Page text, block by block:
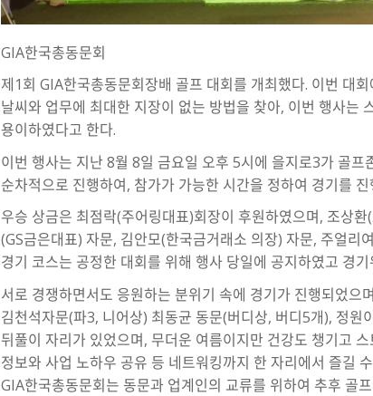
GIA한국총동문회
제1회 GIA한국총동문회장배 골프 대회를 개최했다. 이번 대
날씨와 업무에 최대한 지장이 없는 방법을 찾아, 이번 행사는
용이하였다고 한다.
이번 행사는 지난 8월 8일 금요일 오후 5시에 을지로3가 골
순차적으로 진행하여, 참가가 가능한 시간을 정하여 경기를 진
우승 상금은 최점락(주어링대표)회장이 후원하였으며, 조상
(GS금은대표) 자문, 김안모(한국금거래소 의장) 자문, 주얼리
경기 코스는 공정한 대회를 위해 행사 당일에 공지하였고 경
서로 경쟁하면서도 응원하는 분위기 속에 경기가 진행되었으
김천석자문(파3, 니어상) 최동균 동문(버디상, 버디5개), 정원
뒤풀이 자리가 있었으며, 무더운 여름이지만 건강도 챙기고
정보와 사업 노하우 공유 등 네트워킹까지 한 자리에서 즐길
GIA한국총동문회는 동문과 업계인의 교류를 위하여 추후 골